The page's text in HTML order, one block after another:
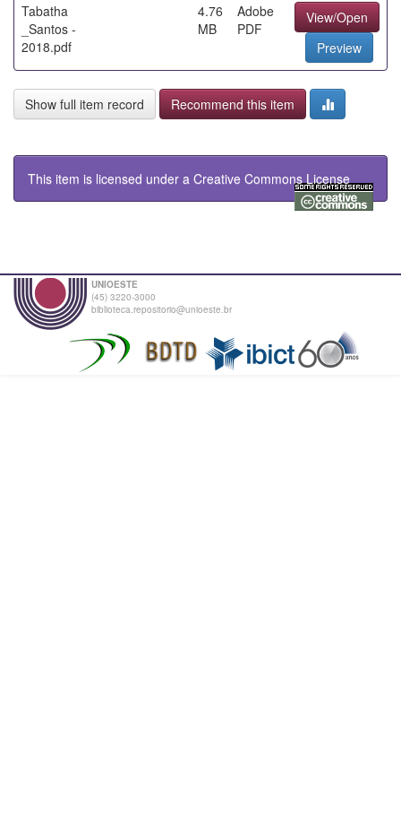
Tabatha
_Santos -
2018.pdf
4.76
MB
Adobe
PDF
View/Open
Preview
Show full item record Recommend this item
This item is licensed under a Creative Commons License
UNIOESTE
(45) 3220-3000
biblioteca.repositorio@unioeste.br